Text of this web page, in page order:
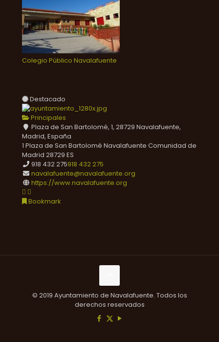
Colegio Público Navalafuente
Destacado
Principales
Plaza de San Bartolomé, 1, 28729 Navalafuente,
Madrid, España
1 Plaza de San Bartolomé Navalafuente Comunidad de
Madrid 28729 ES
918 432 275918 432 275
navalafuente@navalafuente.org
https://www.navalafuente.org
Bookmark
© 2019 Ayuntamiento de Navalafuente. Todos los
derechos reservados